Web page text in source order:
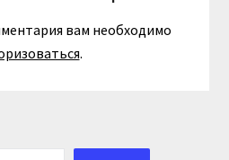
вам необходимо
.